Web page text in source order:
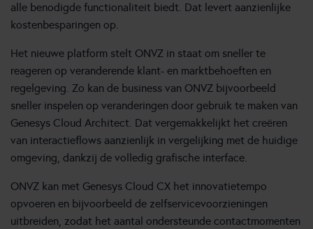
alle benodigde functionaliteit biedt. Dat levert aanzienlijke
kostenbesparingen op.
Het nieuwe platform stelt ONVZ in staat om sneller te
reageren op veranderende klant- en marktbehoeften en
regelgeving. Zo kan de business van ONVZ bijvoorbeeld
sneller inspelen op veranderingen door gebruik te maken van
Genesys Cloud Architect. Dat vergemakkelijkt het creëren
van interactieflows aanzienlijk in vergelijking met de huidige
omgeving, dankzij de volledig grafische interface.
ONVZ kan met Genesys Cloud CX het innovatietempo
opvoeren en bijvoorbeeld de zelfservicevoorzieningen
uitbreiden, zodat het aantal ondersteunde contactmomenten